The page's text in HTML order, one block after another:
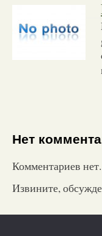
Нет
Комментариев нет.
Извините,